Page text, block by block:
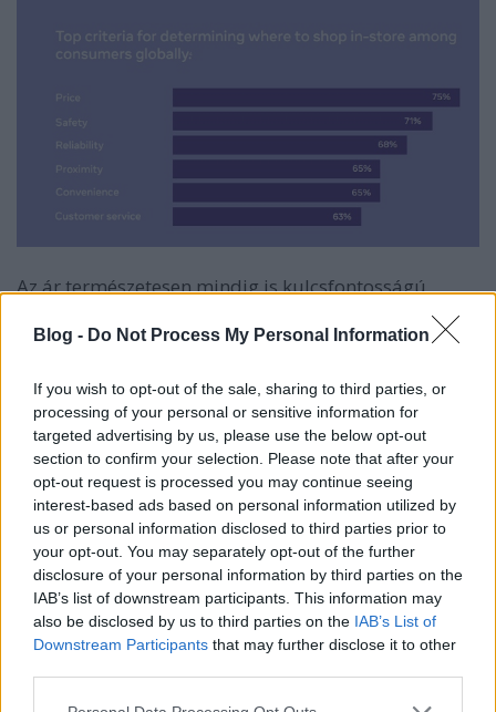
Blog - Do Not Process My Personal Information
If you wish to opt-out of the sale, sharing to third parties, or
processing of your personal or sensitive information for
targeted advertising by us, please use the below opt-out
section to confirm your selection. Please note that after your
opt-out request is processed you may continue seeing
interest-based ads based on personal information utilized by
us or personal information disclosed to third parties prior to
your opt-out. You may separately opt-out of the further
disclosure of your personal information by third parties on the
IAB’s list of downstream participants. This information may
also be disclosed by us to third parties on the IAB’s List of
Downstream Participants that may further disclose it to other
Please note that this website/app uses one or more Google
Az ár természetesen mindig is kulcsfontosságú
majdnem olyan fontossá vált a bolti vásárlók
Érdemes ugyanakkor megemlíteni azokat a
legfontosabb tényezőket is, amelyek meghatározzák,
hogy az emberek mely márkákat hajlandóak
megvásárolni az interneten.